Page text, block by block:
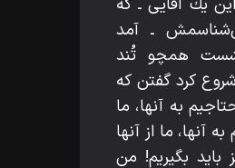
ـ آمد
همچو تُند
كرد گفتن كه
به آنها، ما
آنها، ما از آنها
بگيريم! من